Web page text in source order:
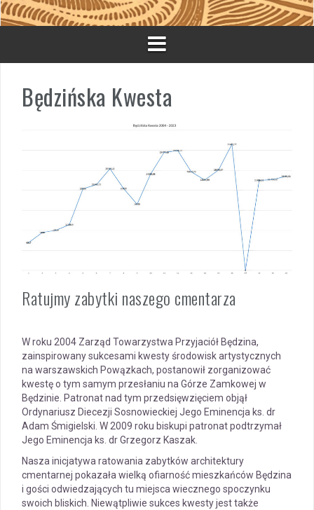
Będzińska Kwesta
Ratujmy zabytki naszego cmentarza
W roku 2004 Zarząd Towarzystwa Przyjaciół Będzina,
zainspirowany sukcesami kwesty środowisk artystycznych
na warszawskich Powązkach, postanowił zorganizować
kwestę o tym samym przesłaniu na Górze Zamkowej w
Będzinie. Patronat nad tym przedsięwzięciem objął
Ordynariusz Diecezji Sosnowieckiej Jego Eminencja ks. dr
Adam Śmigielski. W 2009 roku biskupi patronat podtrzymał
Jego Eminencja ks. dr Grzegorz Kaszak.
Nasza inicjatywa ratowania zabytków architektury
cmentarnej pokazała wielką ofiarność mieszkańców Będzina
i gości odwiedzających tu miejsca wiecznego spoczynku
swoich bliskich. Niewątpliwie sukces kwesty jest także